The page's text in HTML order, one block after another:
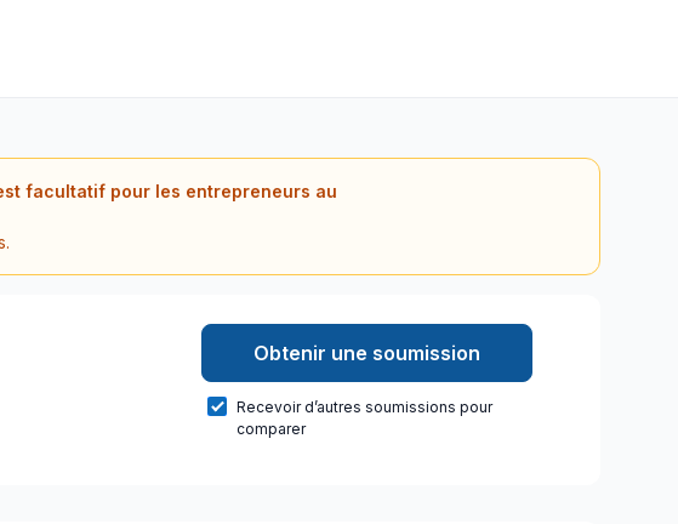
facultatif pour les entrepreneurs au
Obtenir une soumission
Recevoir d’autres soumissions pour
comparer